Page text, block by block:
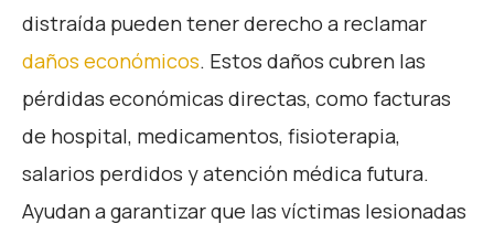
distraída pueden tener derecho a reclamar
daños económicos. Estos daños cubren las
pérdidas económicas directas, como facturas
de hospital, medicamentos, fisioterapia,
salarios perdidos y atención médica futura.
Ayudan a garantizar que las víctimas lesionadas